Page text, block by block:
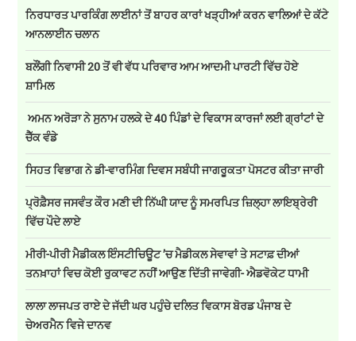
ਨਿਰਧਾਰਤ ਪਾਰਕਿੰਗ ਲਾਈਨਾਂ ਤੋਂ ਬਾਹਰ ਕਾਰਾਂ ਖੜ੍ਹੀਆਂ ਕਰਨ ਵਾਲਿਆਂ ਦੇ ਕੱਟੇ
ਆਨਲਾਈਨ ਚਲਾਨ
ਬਲੌਂਗੀ ਨਿਵਾਸੀ 20 ਤੋਂ ਵੀ ਵੱਧ ਪਰਿਵਾਰ ਆਮ ਆਦਮੀ ਪਾਰਟੀ ਵਿੱਚ ਹੋਏ
ਸ਼ਾਮਿਲ
ਅਮਨ ਅਰੋੜਾ ਨੇ ਸੁਨਾਮ ਹਲਕੇ ਦੇ 40 ਪਿੰਡਾਂ ਦੇ ਵਿਕਾਸ ਕਾਰਜਾਂ ਲਈ ਗ੍ਰਾਂਟਾਂ ਦੇ
ਚੈੱਕ ਵੰਡੇ
ਸਿਹਤ ਵਿਭਾਗ ਨੇ ਡੀ-ਵਾਰਮਿੰਗ ਦਿਵਸ ਸਬੰਧੀ ਜਾਗਰੂਕਤਾ ਪੋਸਟਰ ਕੀਤਾ ਜਾਰੀ
ਪ੍ਰੋਫ਼ੈਸਰ ਜਸਵੰਤ ਕੌਰ ਮਣੀ ਦੀ ਨਿੱਘੀ ਯਾਦ ਨੂੰ ਸਮਰਪਿਤ ਜ਼ਿਲ੍ਹਾ ਲਾਇਬ੍ਰੇਰੀ
ਵਿੱਚ ਪੌਦੇ ਲਾਏ
ਮੀਰੀ-ਪੀਰੀ ਮੈਡੀਕਲ ਇੰਸਟੀਚਿਊਟ ’ਚ ਮੈਡੀਕਲ ਸੇਵਾਵਾਂ ਤੇ ਸਟਾਫ਼ ਦੀਆਂ
ਤਨਖ਼ਾਹਾਂ ਵਿਚ ਕੋਈ ਰੁਕਾਵਟ ਨਹੀਂ ਆਉਣ ਦਿੱਤੀ ਜਾਵੇਗੀ- ਐਡਵੋਕੇਟ ਧਾਮੀ
ਲਾਲਾ ਲਾਜਪਤ ਰਾਏ ਦੇ ਜੱਦੀ ਘਰ ਪਹੁੰਚੇ ਦਲਿਤ ਵਿਕਾਸ ਬੋਰਡ ਪੰਜਾਬ ਦੇ
ਚੇਅਰਮੈਨ ਵਿਜੇ ਦਾਨਵ